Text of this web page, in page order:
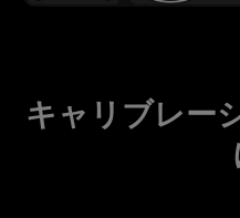
キャリブレー